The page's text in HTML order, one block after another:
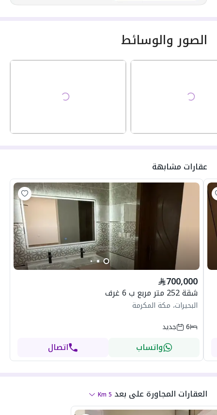
الصور والوسائط
عقارات مشابهة
700,000
شقة 252 متر مربع ب 6 غرف
البحيرات، مكة المكرمة
6
جديد
واتساب اتصال
العقارات المجاورة على بعد 5
Km